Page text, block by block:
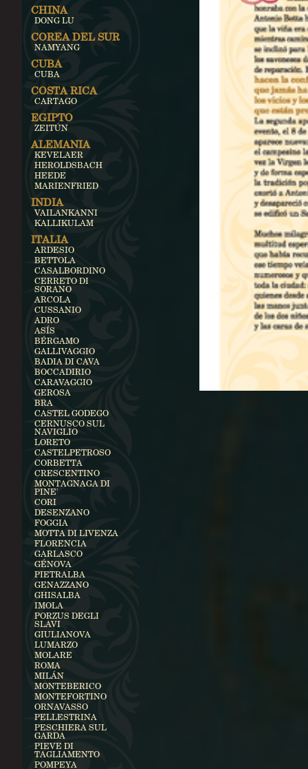
CHINA
DONG LU
COREA DEL SUR
NAMYANG
CUBA
CUBA
COSTA RICA
CARTAGO
EGIPTO
ZEITÚN
ALEMANIA
KEVELAER
HEROLDSBACH
HEEDE
MARIENFRIED
INDIA
VAILANKANNI
KALLIKULAM
ITALIA
ARDESIO
BETTOLA
CASALBORDINO
CERRETO DI
SORANO
ARCOLA
CUSSANIO
ADRO
ASÍS
BÉRGAMO
GALLIVAGGIO
BADIA DI CAVA
BOCCADIRIO
CARAVAGGIO
GEROSA
BRA
CASTEL GODEGO
CERNUSCO SUL
NAVIGLIO
LORETO
CASTELPETROSO
CORBETTA
CRESCENTINO
MONTAGNAGA DI
PINE'
CORI
DESENZANO
FOGGIA
MOTTA DI LIVENZA
FLORENCIA
GARLASCO
GÉNOVA
PIETRALBA
GENAZZANO
GHISALBA
IMOLA
PORZUS DEGLI
SLAVI
GIULIANOVA
LUMARZO
MOLARE
ROMA
MILÁN
MONTEBERICO
MONTEFORTINO
ORNAVASSO
PELLESTRINA
PESCHIERA SUL
GARDA
PIEVE DI
TAGLIAMENTO
POMPEYA